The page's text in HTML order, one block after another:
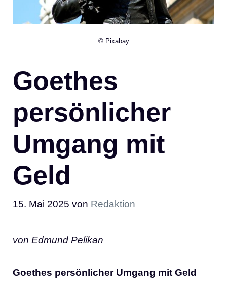
© Pixabay
Goethes
persönlicher
Umgang mit
Geld
15. Mai 2025 von Redaktion
von Edmund Pelikan
Goethes persönlicher Umgang mit Geld